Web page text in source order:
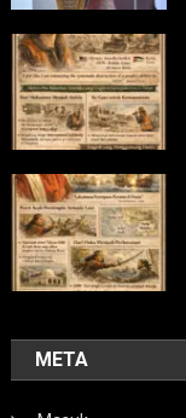
META